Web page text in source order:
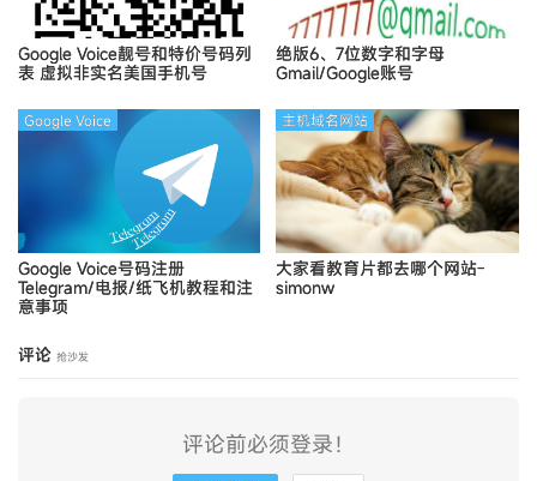
Google Voice靓号和特价号码列
表 虚拟非实名美国手机号
绝版6、7位数字和字母
Gmail/Google账号
Google Voice号码注册
Telegram/电报/纸飞机教程和注
意事项
Google Voice
大家看教育片都去哪个网站-
simonw
主机域名网站
评论 抢沙发
评论前必须登录！